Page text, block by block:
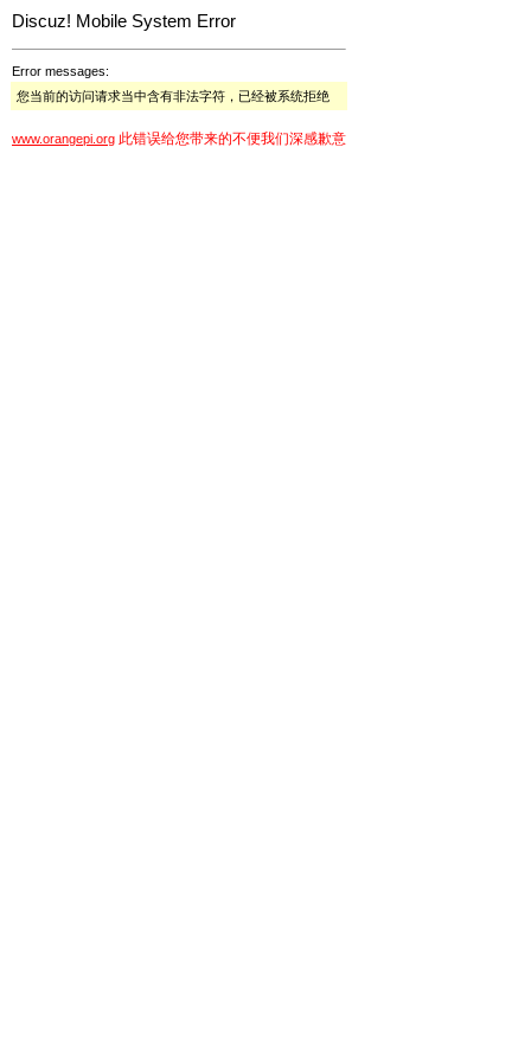
Discuz! Mobile System Error
Error messages:
您当前的访问请求当中含有非法字符，已经被系统拒绝
www.orangepi.org 此错误给您带来的不便我们深感歉意